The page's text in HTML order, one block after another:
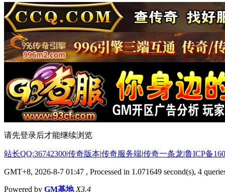
请先登录后才能继续浏览
站长QQ:36742300|传奇版本|传奇服务端|传奇一条龙|鲁ICP备
GMT+8, 2026-8-7 01:47 , Processed in 1.071649 second(s), 4
Powered by GM基地 X3.4